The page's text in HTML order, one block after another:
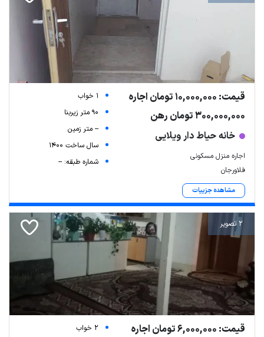
قیمت: 10,000,000 تومان اجاره
300,000,000 تومان رهن
خانه حیاط دار ویلایی
اجاره منزل مسکونی
فلاورجان
مشاهده جزییات
1 خواب
90 متر زیربنا
-- متر زمین
سال ساخت 1400
شماره طبقه: --
2 تصویر
قیمت: 6,000,000 تومان اجاره
2 خواب